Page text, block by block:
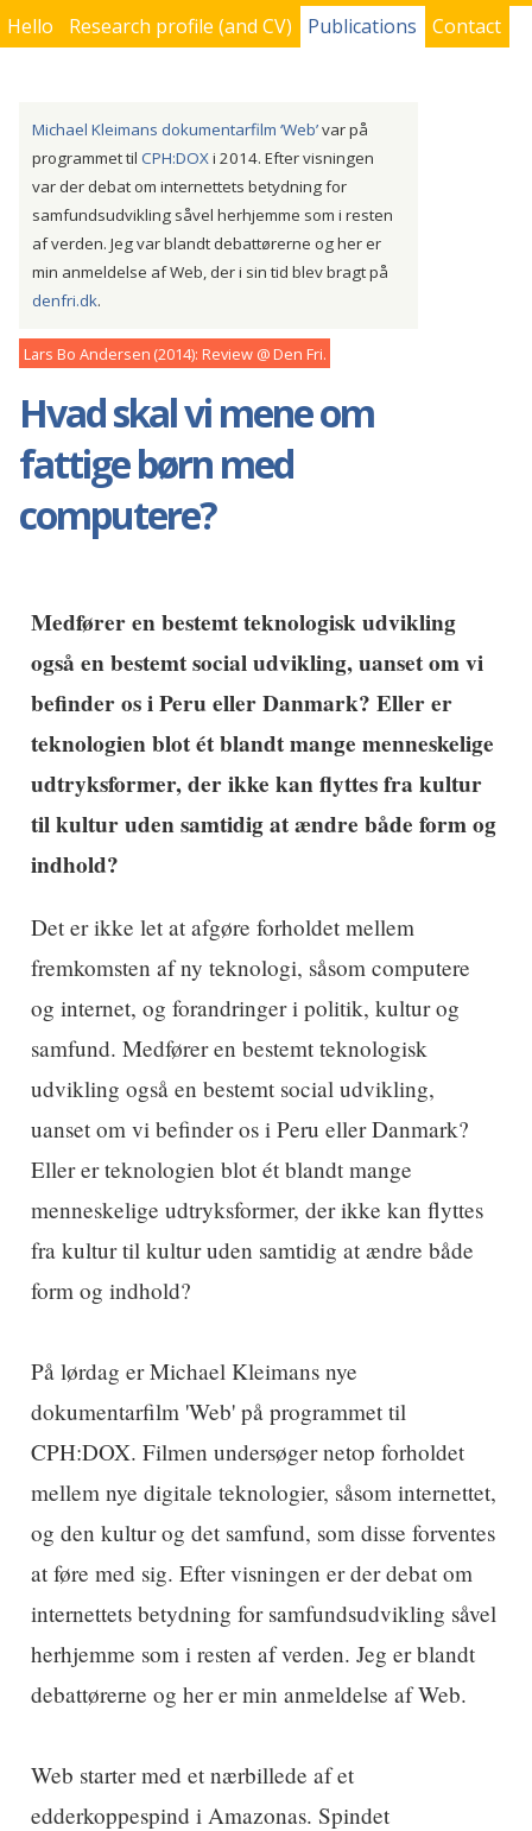
Hello Research profile (and CV) Publications Contact
Michael Kleimans dokumentarfilm ‘Web’var på
programmet tilCPH:DOXi 2014. Efter visningen
var der debat om internettets betydning for
samfundsudvikling såvel herhjemme som i resten
af verden. Jeg var blandt debattørerne og her er
min anmeldelse af Web, der i sin tid blev bragt på
denfri.dk.
Lars Bo Andersen 2014 Review Den Fri
Hvad skal vi mene om
fattige børn med
computere?
Medfører en bestemt teknologisk udvikling
også en bestemt social udvikling, uanset om vi
befinder os i Peru eller Danmark? Eller er
teknologien blot ét blandt mange menneskelige
udtryksformer, der ikke kan flyttes fra kultur
til kultur uden samtidig at ændre både form og
indhold?
Det er ikke let at afgøre forholdet mellem
fremkomsten af ny teknologi, såsom computere
og internet, og forandringer i politik, kultur og
samfund. Medfører en bestemt teknologisk
udvikling også en bestemt social udvikling,
uanset om vi befinder os i Peru eller Danmark?
Eller er teknologien blot ét blandt mange
menneskelige udtryksformer, der ikke kan flyttes
fra kultur til kultur uden samtidig at ændre både
form og indhold?
På lørdag er Michael Kleimans nye
dokumentarfilm 'Web' på programmet til
CPH:DOX. Filmen undersøger netop forholdet
mellem nye digitale teknologier, såsom internettet,
og den kultur og det samfund, som disse forventes
at føre med sig. Efter visningen er der debat om
internettets betydning for samfundsudvikling såvel
herhjemme som i resten af verden. Jeg er blandt
debattørerne og her er min anmeldelse af Web.
Web starter med et nærbillede af et
edderkoppespind i Amazonas. Spindet